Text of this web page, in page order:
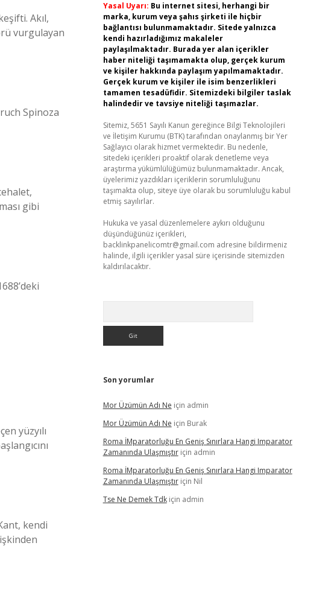
Akıl,
vurgulayan
Spinoza
gibi
yüzyılı
kendi
Yasal Uyarı: Bu internet sitesi, herhangi bir
marka, kurum veya şahıs şirketi ile hiçbir
bağlantısı bulunmamaktadır. Sitede yalnızca
kendi hazırladığımız makaleler
paylaşılmaktadır. Burada yer alan içerikler
haber niteliği taşımamakta olup, gerçek kurum
ve kişiler hakkında paylaşım yapılmamaktadır.
Gerçek kurum ve kişiler ile isim benzerlikleri
tamamen tesadüfidir. Sitemizdeki bilgiler taslak
halindedir ve tavsiye niteliği taşımazlar.
Sitemiz, 5651 Sayılı Kanun gereğince Bilgi Teknolojileri
ve İletişim Kurumu (BTK) tarafından onaylanmış bir Yer
Sağlayıcı olarak hizmet vermektedir. Bu nedenle,
sitedeki içerikleri proaktif olarak denetleme veya
araştırma yükümlülüğümüz bulunmamaktadır. Ancak,
üyelerimiz yazdıkları içeriklerin sorumluluğunu
taşımakta olup, siteye üye olarak bu sorumluluğu kabul
etmiş sayılırlar.
Hukuka ve yasal düzenlemelere aykırı olduğunu
düşündüğünüz içerikleri,
backlinkpanelicomtr@gmail.com adresine bildirmeniz
halinde, ilgili içerikler yasal süre içerisinde sitemizden
kaldırılacaktır.
Son yorumlar
Mor Üzümün Adı Ne için admin
Mor Üzümün Adı Ne için Burak
Roma İMparatorluğu En Geniş Sınırlara Hangi Imparator
Zamanında Ulaşmıştıriçin admin
Roma İMparatorluğu En Geniş Sınırlara Hangi Imparator
Zamanında Ulaşmıştıriçin Nil
Tse Ne Demek Tdkiçin admin